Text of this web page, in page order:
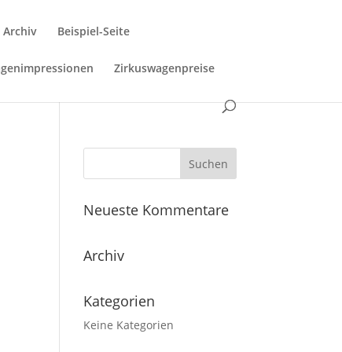
Archiv Beispiel-Seite
Zirkuswagenpreise
Neueste Kommentare
Archiv
Kategorien
Keine Kategorien